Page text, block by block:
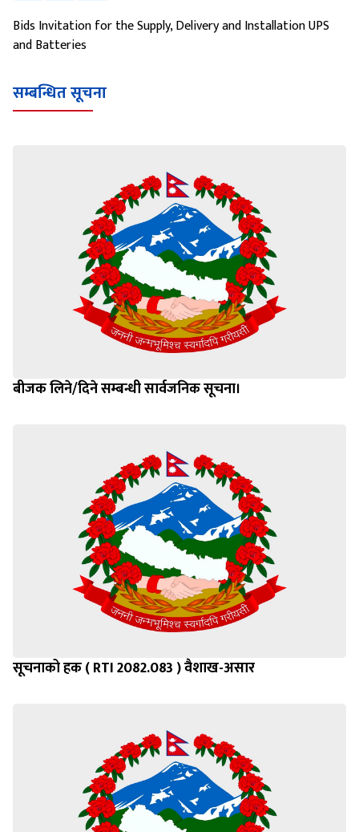
Bids Invitation for the Supply, Delivery and Installation UPS
and Batteries
सम्बन्धित सूचना
बीजक लिने/दिने सम्बन्धी सार्वजनिक सूचना।
सूचनाको हक ( RTI 2082.083 ) वैशाख-असार